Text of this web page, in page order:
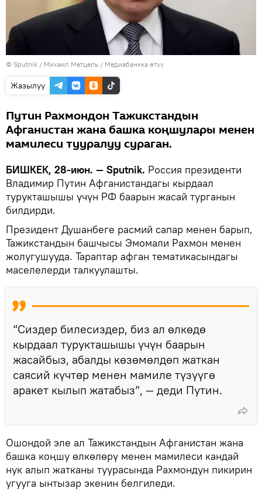
© Sputnik / Михаил Метцель / Медиабанкка өтүү
Жазылуу
Путин Рахмондон Тажикстандын
Афганистан жана башка коңшулары менен
мамилеси тууралуу сураган.
БИШКЕК, 28-июн. — Sputnik. Россия президенти
Владимир Путин Афганистандагы кырдаал
турукташышы үчүн РФ баарын жасай турганын
билдирди.
Президент Душанбеге расмий сапар менен барып,
Тажикстандын башчысы Эмомали Рахмон менен
жолугушууда. Тараптар афган тематикасындагы
маселелерди талкуулашты.
“Сиздер билесиздер, биз ал өлкөдө
кырдаал турукташышы үчүн баарын
жасайбыз, абалды көзөмөлдөп жаткан
саясий күчтөр менен мамиле түзүүгө
аракет кылып жатабыз”, — деди Путин.
Ошондой эле ал Тажикстандын Афганистан жана
башка коңшу өлкөлөрү менен мамилеси кандай
нук алып жатканы туурасында Рахмондун пикирин
угууга ынтызар экенин белгиледи.